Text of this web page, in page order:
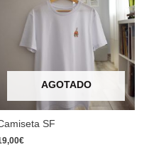
AGOTADO
SF
€